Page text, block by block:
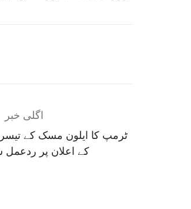
اگلی خبر
ٹرمپ کا ایلون مسک کے
کے اعلان پر ردعمل